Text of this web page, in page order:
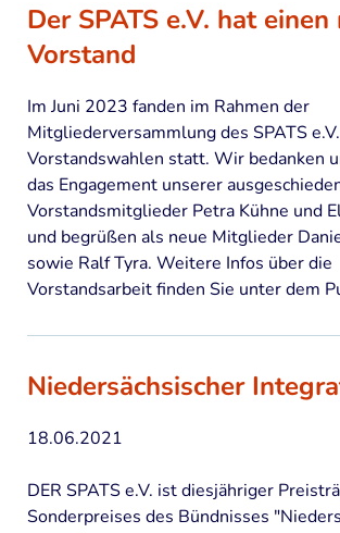
Der SPATS e.V. hat einen
Vorstand
Im Juni 2023 fanden im Rahmen der
Mitgliederversammlung des SPATS
Vorstandswahlen statt. Wir bedanken
das Engagement unserer
Vorstandsmitglieder Petra Kühne und
und begrüßen als neue Mitglieder
sowie Ralf Tyra. Weitere Infos über die
Vorstandsarbeit finden Sie unter dem
Niedersächsischer
18.06.2021
DER SPATS e.V. ist diesjähriger
Sonderpreises des Bündnisses